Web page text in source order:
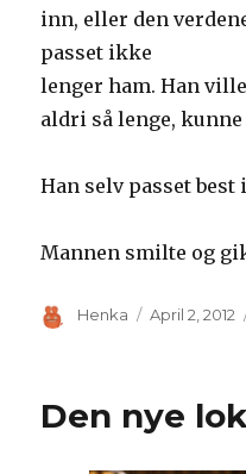
inn, eller den
passet ikke
lenger ham. Han
aldri så lenge,
Han selv passet
Mannen smilte og
Author
Henka
Posted
April 2, 2012
Den nye